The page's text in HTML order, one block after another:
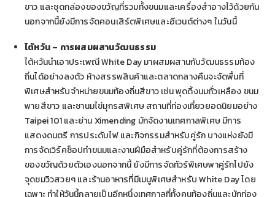
ขาว และชุดกล่องของขวัญที่รวมทั้งขนมและเครื่องสำอางไว้ด้วยกัน
นอกจากนี้ยังมีการจัดคอนเสิร์ตพิเศษและอีเวนต์ต่างๆ ในวันนี้
ไต้หวัน – การผสมผสานวัฒนธรรม
ไต้หวันนำเอาประเพณี White Day มาผสมผสานกับวัฒนธรรมท้อง
ถิ่นได้อย่างลงตัว ห้างสรรพสินค้าและตลาดกลางคืนจะจัดพื้นที่
พิเศษสำหรับจำหน่ายขนมท้องถิ่นสีขาว เช่น พุดดิ้งนมถั่วเหลือง ขนม
พายสีขาว และชานมไข่มุกรสพิเศษ สถานที่ท่องเที่ยวยอดนิยมอย่าง
Taipei 101 และย่าน Ximending มักจัดงานเทศกาลพิเศษ มีการ
แสดงดนตรี การประดับไฟ และกิจกรรมสำหรับคู่รัก บางแห่งยังมี
การจัดเวิร์คช็อปทำขนมและงานฝีมือสำหรับคู่รักที่ต้องการสร้าง
ของขวัญด้วยตัวเองนอกจากนี้ ยังมีการจัดทัวร์พิเศษพาคู่รักไปยัง
จุดชมวิวสวยๆ และร้านอาหารที่มีเมนูพิเศษสำหรับ White Day โดย
เฉพาะ ทำให้วันนี้กลายเป็นอีกหนึ่งเทศกาลที่ทั้งคนท้องถิ่นและนักท่อง